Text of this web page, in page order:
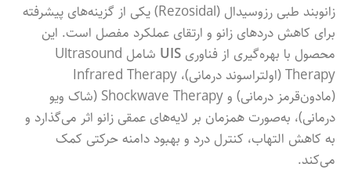
زانوبند طبی رزوسیدال (Rezosidal) یکی از گزینه‌های پیشرفته
برای کاهش دردهای زانو و ارتقای عملکرد مفصل است. این
محصول با بهره‌گیری از فناوری UIS
شامل Ultrasound
Therapy (اولتراسوند درمانی)، Infrared Therapy
(مادون‌قرمز درمانی) و Shockwave Therapy (شاک ویو
درمانی)، به‌صورت همزمان بر لایه‌های عمقی زانو اثر می‌گذارد و
به کاهش التهاب، کنترل درد و بهبود دامنه حرکتی کمک
می‌کند.